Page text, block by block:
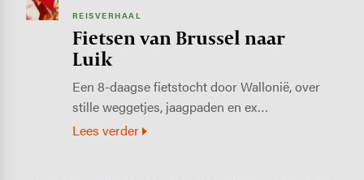
REISVERHAAL
Fietsen van Brussel naar
Luik
Een 8-daagse fietstocht door Wallonië, over
stille weggetjes, jaagpaden en ex…
Lees verder